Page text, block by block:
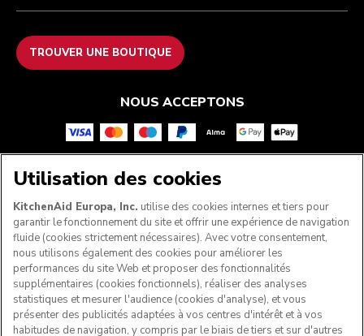
TROUVER UNE BOUTIQUE
NOUS ACCEPTONS
SUIVEZ-NOUS
Utilisation des cookies
KitchenAid Europa, Inc. utilise des cookies internes et tiers pour
garantir le fonctionnement du site et offrir une expérience de navigation
fluide (cookies strictement nécessaires). Avec votre consentement,
nous utilisons également des cookies pour améliorer les
performances du site Web et proposer des fonctionnalités
supplémentaires (cookies fonctionnels), réaliser des analyses
statistiques et mesurer l'audience (cookies d'analyse), et vous
présenter des publicités adaptées à vos centres d'intérêt et à vos
habitudes de navigation, y compris par le biais de tiers et sur d'autres